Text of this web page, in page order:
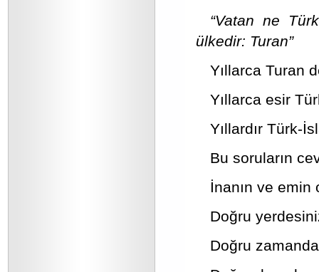
“Vatan ne
ülkedir: Turan”
Yıllarca Turan
Yıllarca esir
Yıllardır Türk-
Bu soruların
İnanın ve emin
Doğru
Doğru